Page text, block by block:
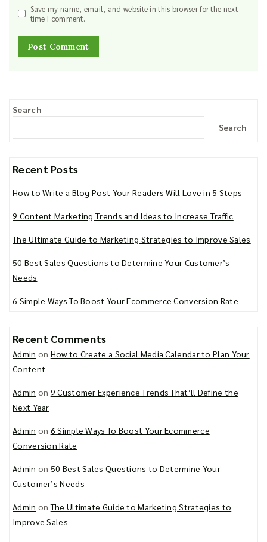
Save my name, email, and website in this browser for the next
time I comment.
Search
Search
Recent Posts
How to Write a Blog Post Your Readers Will Love in 5 Steps
9 Content Marketing Trends and Ideas to Increase Traffic
The Ultimate Guide to Marketing Strategies to Improve Sales
50 Best Sales Questions to Determine Your Customer’s
Needs
6 Simple Ways To Boost Your Ecommerce Conversion Rate
Recent Comments
Admin on How to Create a Social Media Calendar to Plan Your
Content
Admin on 9 Customer Experience Trends That’ll Define the
Next Year
Admin on 6 Simple Ways To Boost Your Ecommerce
Conversion Rate
Admin on 50 Best Sales Questions to Determine Your
Customer’s Needs
Admin onThe Ultimate Guide to Marketing Strategies to
Improve Sales